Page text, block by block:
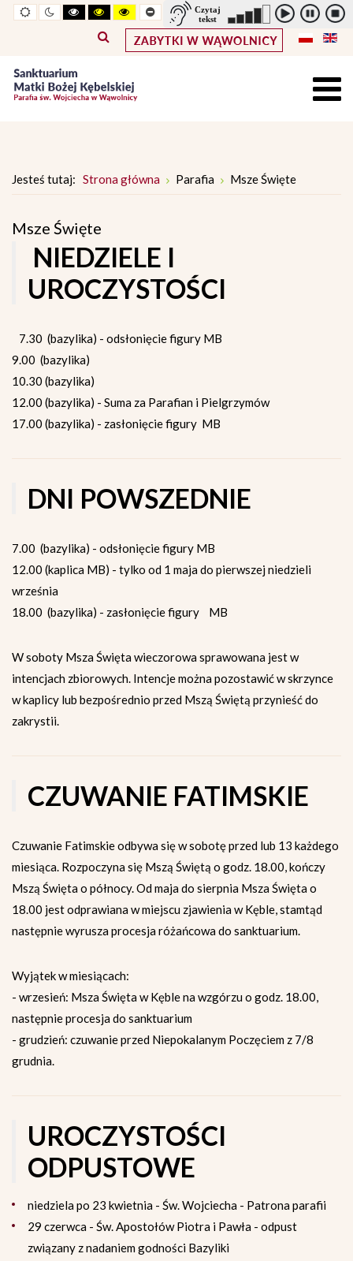
Widok
standardowy
Widok
nocny
Wysoki
kontrast
tryb
czarno
Wysoki
kontrast
tryb
czarno
Wysoki
kontrast
tryb
żółto
-
Pomniejszony
rozmiar
czcionki
Powiększony
rozmiar
czcionki
Zwiększ
odstępy
pomiędzy
literami
Standarowy
rozmiar
czcionki
Jesteś tutaj: Strona główna Parafia Msze Święte
Msze Święte
NIEDZIELE I
UROCZYSTOŚCI
7.30 (bazylika) - odsłonięcie figury MB
9.00 (bazylika)
10.30 (bazylika)
12.00 (bazylika) - Suma za Parafian i Pielgrzymów
17.00 (bazylika) - zasłonięcie figury MB
DNI POWSZEDNIE
7.00 (bazylika) - odsłonięcie figury MB
12.00 (kaplica MB) - tylko od 1 maja do pierwszej niedzieli
września
18.00 (bazylika) - zasłonięcie figury MB
W soboty Msza Święta wieczorowa sprawowana jest w
intencjach zbiorowych. Intencje można pozostawić w skrzynce
w kaplicy lub bezpośrednio przed Mszą Świętą przynieść do
zakrystii.
CZUWANIE FATIMSKIE
Czuwanie Fatimskie odbywa się w sobotę przed lub 13 każdego
miesiąca. Rozpoczyna się Mszą Świętą o godz. 18.00, kończy
Mszą Święta o północy. Od maja do sierpnia Msza Święta o
18.00 jest odprawiana w miejscu zjawienia w Kęble, stamtąd
następnie wyrusza procesja różańcowa do sanktuarium.
Wyjątek w miesiącach:
- wrzesień: Msza Święta w Kęble na wzgórzu o godz. 18.00,
następnie procesja do sanktuarium
- grudzień: czuwanie przed Niepokalanym Poczęciem z 7/8
grudnia.
UROCZYSTOŚCI
ODPUSTOWE
niedziela po 23 kwietnia - Św. Wojciecha - Patrona parafii
29 czerwca - Św. Apostołów Piotra i Pawła - odpust
związany z nadaniem godności Bazyliki